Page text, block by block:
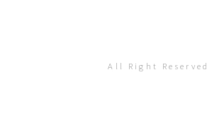
All Right Reserved